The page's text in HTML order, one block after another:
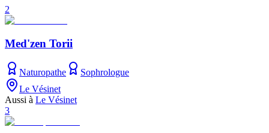
2
Med'zen Torii
Naturopathe
Sophrologue
Le Vésinet
Aussi à Le Vésinet
3